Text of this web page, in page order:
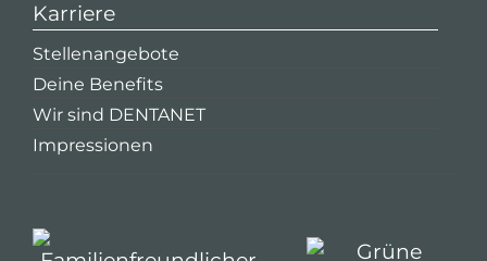
Karriere
Stellenangebote
Deine Benefits
Wir sind DENTANET
Impressionen